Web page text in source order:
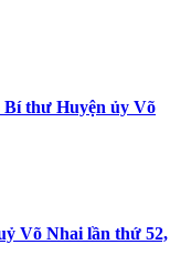
Bí thư Huyện ủy Võ
Võ Nhai lần thứ 52,